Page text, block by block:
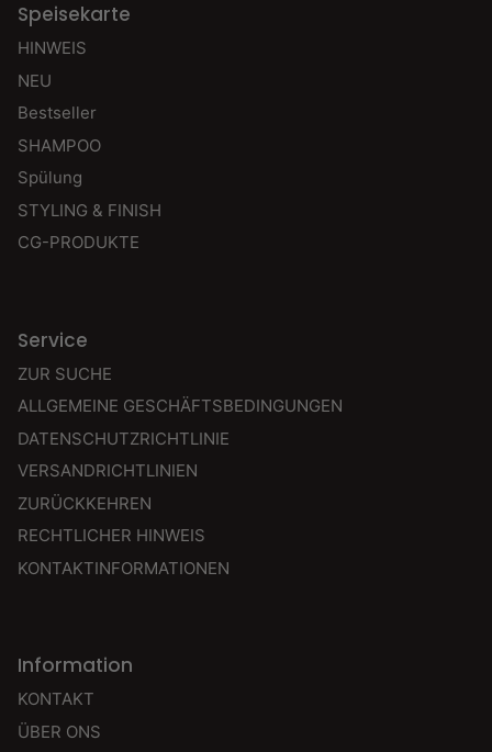
Speisekarte
HINWEIS
NEU
Bestseller
SHAMPOO
Spülung
STYLING & FINISH
CG-PRODUKTE
Service
ZUR SUCHE
ALLGEMEINE GESCHÄFTSBEDINGUNGEN
DATENSCHUTZRICHTLINIE
VERSANDRICHTLINIEN
ZURÜCKKEHREN
RECHTLICHER HINWEIS
KONTAKTINFORMATIONEN
Information
KONTAKT
ÜBER ONS